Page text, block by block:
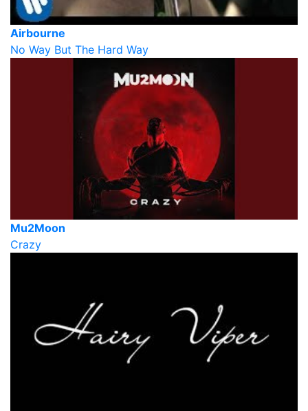
Airbourne
No Way But The Hard Way
Mu2Moon
Crazy